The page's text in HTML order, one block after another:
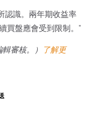
認識。兩年期收益率
買盤應會受到限制。"
審核。）
了解更